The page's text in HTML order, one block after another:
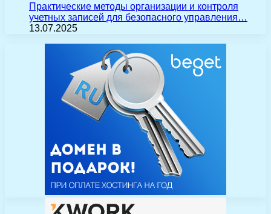
Практические методы организации и контроля
учетных записей для безопасного управления…
13.07.2025